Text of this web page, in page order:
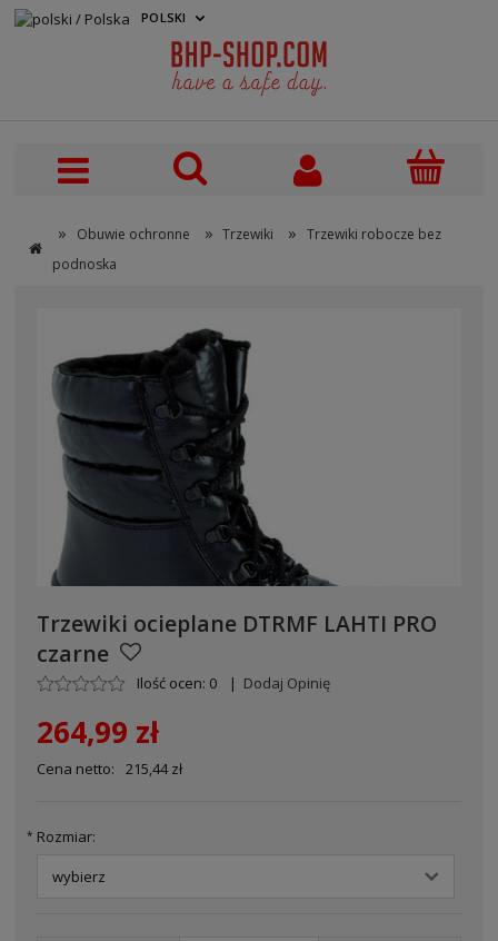
» Obuwie ochronne » Trzewiki » Trzewiki robocze bez
podnoska
POLSKI
Trzewiki ocieplane DTRMF LAHTI PRO
czarne
Ilość ocen: 0 | Dodaj Opinię
264,99 zł
Cena netto: 215,44 zł
* Rozmiar: